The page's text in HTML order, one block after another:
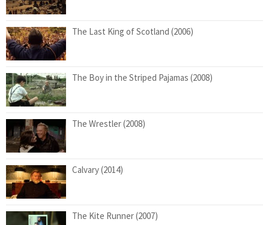
The Last King of Scotland (2006)
The Boy in the Striped Pajamas (2008)
The Wrestler (2008)
Calvary (2014)
The Kite Runner (2007)